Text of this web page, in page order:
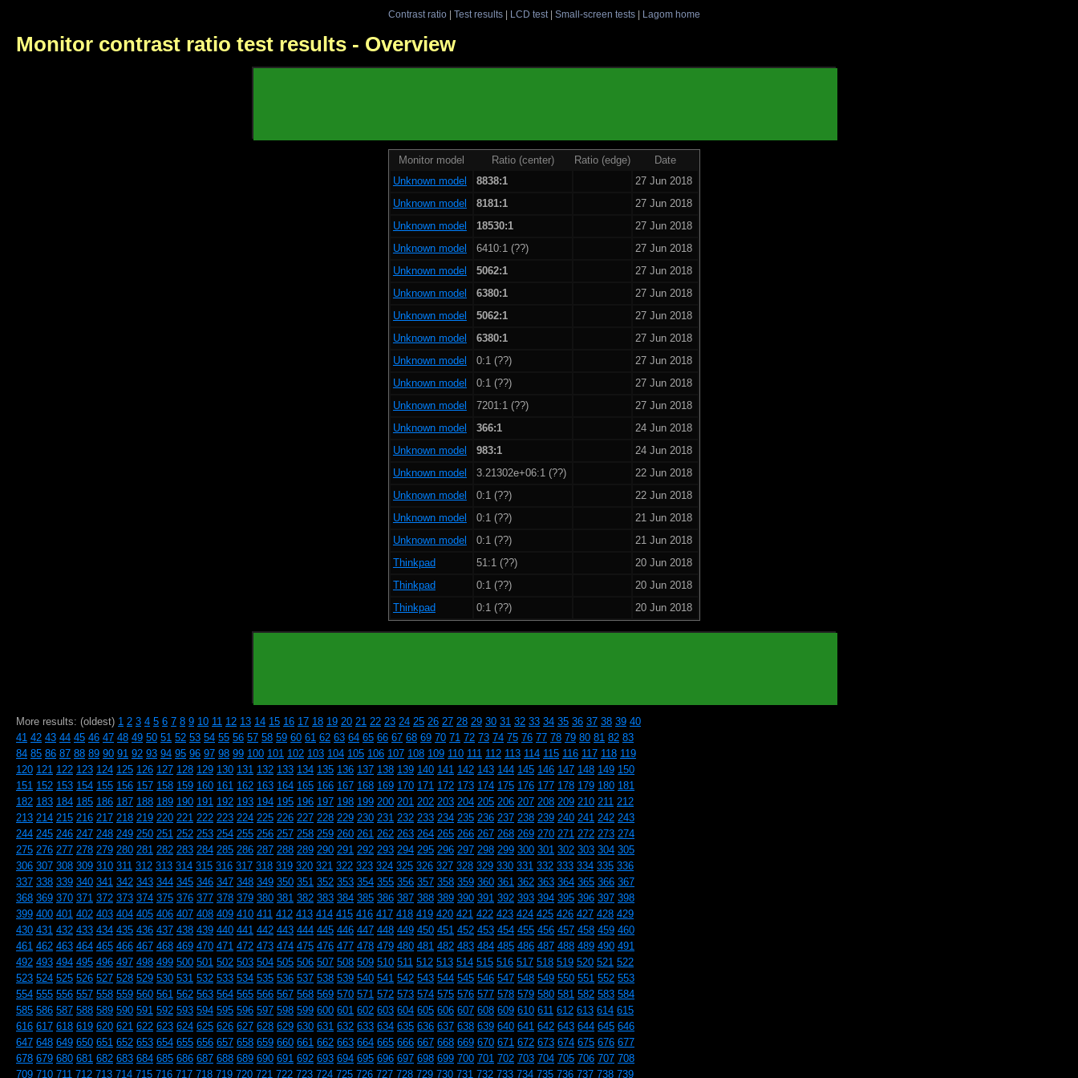
Contrast ratio| Test results| LCD test| Small-screen tests| Lagom home
Monitor contrast ratio test results - Overview
Monitor model Ratio (center) Ratio (edge)
Date
Unknown model
8838:1
27 Jun 2018
Unknown model
8181:1
27 Jun 2018
Unknown model
18530:1
27 Jun 2018
Unknown model
6410:1 (??)
27 Jun 2018
Unknown model
5062:1
27 Jun 2018
Unknown model
6380:1
27 Jun 2018
Unknown model
5062:1
27 Jun 2018
Unknown model
6380:1
27 Jun 2018
Unknown model
0:1 (??)
27 Jun 2018
Unknown model
0:1 (??)
27 Jun 2018
Unknown model
7201:1 (??)
27 Jun 2018
Unknown model
366:1
24 Jun 2018
Unknown model
983:1
24 Jun 2018
Unknown model
3.21302e+06:1 (??)
22 Jun 2018
Unknown model
0:1 (??)
22 Jun 2018
Unknown model
0:1 (??)
21 Jun 2018
Unknown model
0:1 (??)
21 Jun 2018
Thinkpad
51:1 (??)
20 Jun 2018
Thinkpad
0:1 (??)
20 Jun 2018
Thinkpad
0:1 (??) 20 Jun 2018
More results: (oldest) 1 2 3 4 5 6 7 8 9 10 11 12 13 14 15 16 17 18 19 20 21 22 23 24 25 26 27 28 29 30 31 32 33 34 35 36 37 38 39 40
41 42 43 44 45 46 47 48 49 50 51 52 53 54 55 56 57 58 59 60 61 62 63 64 65 66 67 68 69 70 71 72 73 74 75 76 77 78 79 80 81 82 83
84 85 86 87 88 89 90 91 92 93 94 95 96 97 98 99 100 101 102 103 104 105 106 107 108 109 110 111 112 113 114 115 116 117 118 119
120 121 122 123 124 125 126 127 128 129 130 131 132 133 134 135 136 137 138 139 140 141 142 143 144 145 146 147 148 149 150
151 152 153 154 155 156 157 158 159 160 161 162 163 164 165 166 167 168 169 170 171 172 173 174 175 176 177 178 179 180 181
182 183 184 185 186 187 188 189 190 191 192 193 194 195 196 197 198 199 200 201 202 203 204 205 206 207 208 209 210 211 212
213 214 215 216 217 218 219 220 221 222 223 224 225 226 227 228 229 230 231 232 233 234 235 236 237 238 239 240 241 242 243
244 245 246 247 248 249 250 251 252 253 254 255 256 257 258 259 260 261 262 263 264 265 266 267 268 269 270 271 272 273 274
275 276 277 278 279 280 281 282 283 284 285 286 287 288 289 290 291 292 293 294 295 296 297 298 299 300 301 302 303 304 305
306 307 308 309 310 311 312 313 314 315 316 317 318 319 320 321 322 323 324 325 326 327 328 329 330 331 332 333 334 335 336
337 338 339 340 341 342 343 344 345 346 347 348 349 350 351 352 353 354 355 356 357 358 359 360 361 362 363 364 365 366 367
368 369 370 371 372 373 374 375 376 377 378 379 380 381 382 383 384 385 386 387 388 389 390 391 392 393 394 395 396 397 398
399 400 401 402 403 404 405 406 407 408 409 410 411 412 413 414 415 416 417 418 419 420 421 422 423 424 425 426 427 428 429
430 431 432 433 434 435 436 437 438 439 440 441 442 443 444 445 446 447 448 449 450 451 452 453 454 455 456 457 458 459 460
461 462 463 464 465 466 467 468 469 470 471 472 473 474 475 476 477 478 479 480 481 482 483 484 485 486 487 488 489 490 491
492 493 494 495 496 497 498 499 500 501 502 503 504 505 506 507 508 509 510 511 512 513 514 515 516 517 518 519 520 521 522
523 524 525 526 527 528 529 530 531 532 533 534 535 536 537 538 539 540 541 542 543 544 545 546 547 548 549 550 551 552 553
554 555 556 557 558 559 560 561 562 563 564 565 566 567 568 569 570 571 572 573 574 575 576 577 578 579 580 581 582 583 584
585 586 587 588 589 590 591 592 593 594 595 596 597 598 599 600 601 602 603 604 605 606 607 608 609 610 611 612 613 614 615
616 617 618 619 620 621 622 623 624 625 626 627 628 629 630 631 632 633 634 635 636 637 638 639 640 641 642 643 644 645 646
647 648 649 650 651 652 653 654 655 656 657 658 659 660 661 662 663 664 665 666 667 668 669 670 671 672 673 674 675 676 677
678 679 680 681 682 683 684 685 686 687 688 689 690 691 692 693 694 695 696 697 698 699 700 701 702 703 704 705 706 707 708
709 710 711 712 713 714 715 716 717 718 719 720 721 722 723 724 725 726 727 728 729 730 731 732 733 734 735 736 737 738 739